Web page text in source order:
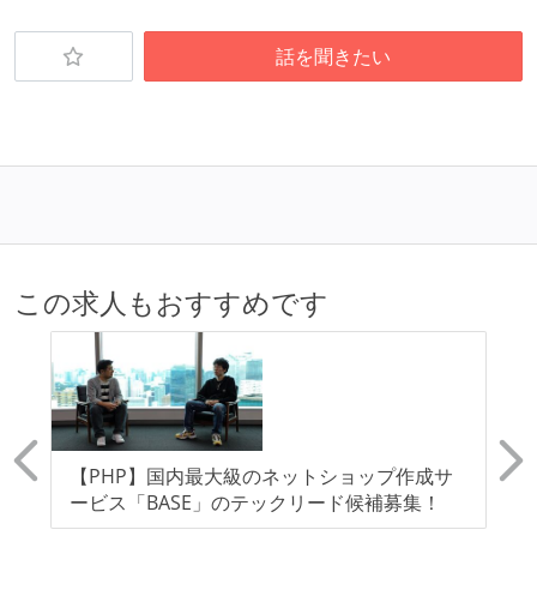
話を聞きたい
この求人もおすすめです
【PHP】国内最大級のネットショップ作成サ
ービス「BASE」のテックリード候補募集！